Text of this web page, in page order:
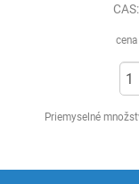
Priemyselné